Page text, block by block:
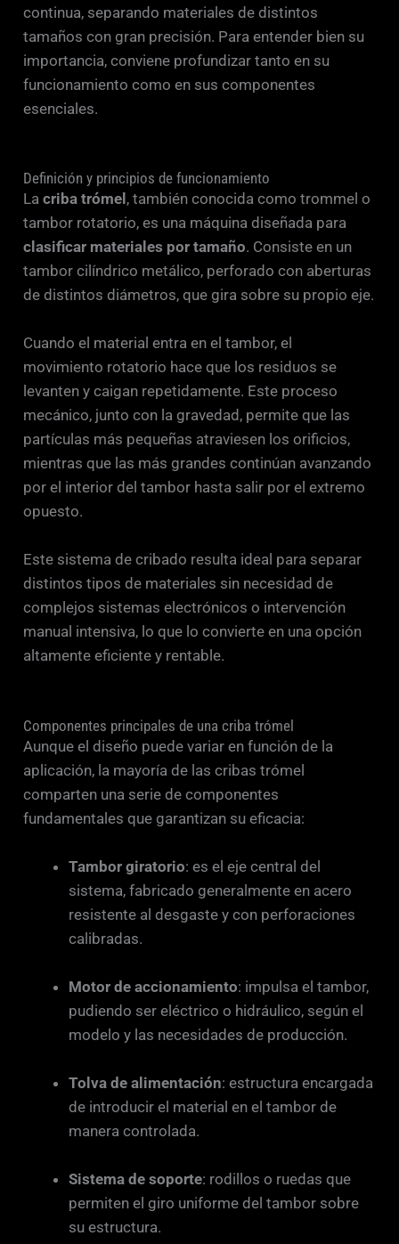
continua, separando materiales de distintos
tamaños con gran precisión. Para entender bien su
importancia, conviene profundizar tanto en su
funcionamiento como en sus componentes
esenciales.
Definición y principios de funcionamiento
Lacriba trómel, también conocida como trommel o
tambor rotatorio, es una máquina diseñada para
clasificar materiales por tamaño. Consiste en un
tambor cilíndrico metálico, perforado con aberturas
de distintos diámetros, que gira sobre su propio eje.
Cuando el material entra en el tambor, el
movimiento rotatorio hace que los residuos se
levanten y caigan repetidamente. Este proceso
mecánico, junto con la gravedad, permite que las
partículas más pequeñas atraviesen los orificios,
mientras que las más grandes continúan avanzando
por el interior del tambor hasta salir por el extremo
opuesto.
Este sistema de cribado resulta ideal para separar
distintos tipos de materiales sin necesidad de
complejos sistemas electrónicos o intervención
manual intensiva, lo que lo convierte en una opción
altamente eficiente y rentable.
Componentes principales de una criba trómel
Aunque el diseño puede variar en función de la
aplicación, la mayoría de las cribas trómel
comparten una serie de componentes
fundamentales que garantizan su eficacia:
Tambor giratorio: es el eje central del
sistema, fabricado generalmente en acero
resistente al desgaste y con perforaciones
calibradas.
Motor de accionamiento: impulsa el tambor,
pudiendo ser eléctrico o hidráulico, según el
modelo y las necesidades de producción.
Tolva de alimentación: estructura encargada
de introducir el material en el tambor de
manera controlada.
Sistema de soporte: rodillos o ruedas que
permiten el giro uniforme del tambor sobre
su estructura.